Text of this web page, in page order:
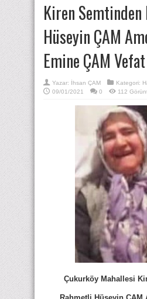
Kiren
Hüseyin ÇAM
Emine ÇAM
Yazar: İhsan ÇAM Kategori:
09/01/2021
0 112
Çukurköy Mahallesi